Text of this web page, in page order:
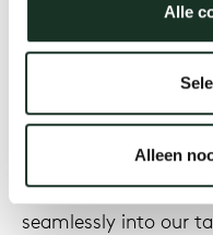
Alle
Alleen
Description
Our cable
seamlessly into our